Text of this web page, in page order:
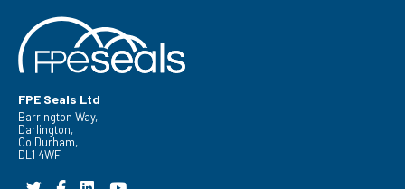
FPE Seals Ltd
Barrington Way,
Darlington,
Co Durham,
DL1 4WF